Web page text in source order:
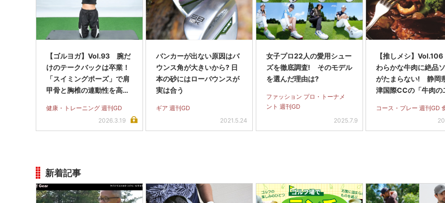
【ゴルヨガ】Vol.93 腕だ
けのテークバックは卒業！
「スイミングポーズ」で肩
甲骨と胸椎の連動性を高め
健康・トレーニング 週刊GD
2026.3.19
バンカーが出ない原因はバ
ウンス角が大きいから? 日
本の砂にはローバウンスが
実は合う
ギア 週刊GD
2021.5.24
女子プロ22人の愛用シュー
ズを徹底調査! そのモデル
を選んだ理由は?
ファッション プロ・トーナメ
ント 週刊GD
2025.7.9
【推しメシ】
わらかな牛肉に絶品
がたまらない! 静岡
津国際CCの「牛肉の
コース・プレー 週刊GD
新着記事